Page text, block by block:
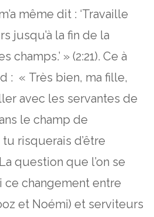
même dit : ‘Travaille
jusqu’à la fin de la
» (2:21). Ce à
: « Très bien, ma fille,
avec les servantes de
le champ de
risquerais d’être
question que l’on se
changement entre
et Noémi) et serviteurs